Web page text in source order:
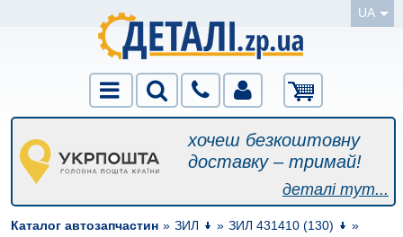
UA
хочеш безкоштовну
доставку – тримай!
деталі тут...
Каталог автозапчастин » ЗИЛ » ЗИЛ 431410 (130)
»